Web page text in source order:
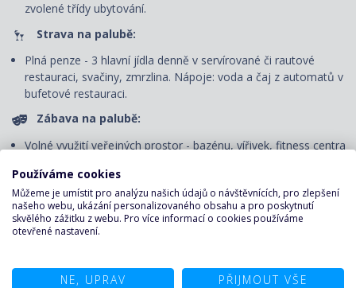
zvolené třídy ubytování.
Strava na palubě:
Plná penze - 3 hlavní jídla denně v servírované či rautové
restauraci, svačiny, zmrzlina. Nápoje: voda a čaj z automatů v
bufetové restauraci.
Zábava na palubě:
Volné využití veřejných prostor - bazénu, vířivek, fitness centra
pořádaných na palubě - animační programy pro děti i dospělé,
dětský klub (pro všechny věkové kategorie), večerní
představení v divadle, živá hudba, lekce tance apod.
Pojištění proti úpadku:
Používáme cookies
Můžeme je umístit pro analýzu našich údajů o návštěvnících, pro zlepšení
našeho webu, ukázání personalizovaného obsahu a pro poskytnutí
skvělého zážitku z webu. Pro více informací o cookies používáme
otevřené nastavení.
NE, UPRAV PŘIJMOUT VŠE